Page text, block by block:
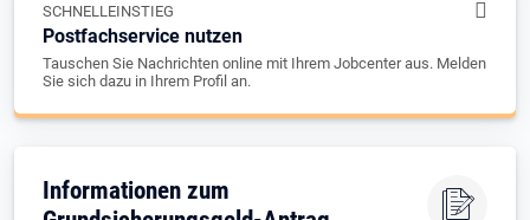
SCHNELLEINSTIEG
Postfachservice nutzen
Tauschen Sie Nachrichten online mit Ihrem Jobcenter aus. Melden
Sie sich dazu in Ihrem Profil an.
Informationen zum